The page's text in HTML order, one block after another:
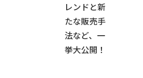
レンドと新
たな販売手
法など、一
挙大公開！